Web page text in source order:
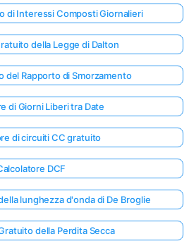
di Interessi Composti Giornalieri
della Legge di Dalton
del Rapporto di Smorzamento
di Giorni Liberi tra Date
di circuiti CC gratuito
DCF
lunghezza d'onda di De Broglie
della Perdita Secca